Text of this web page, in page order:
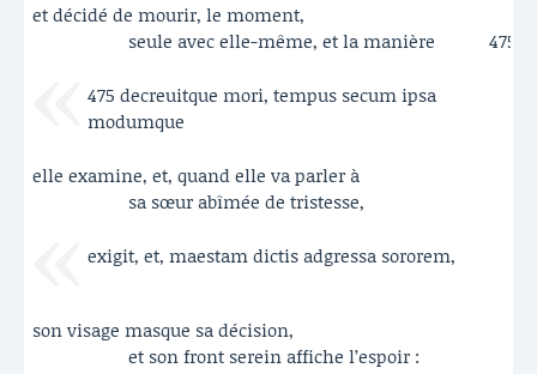
et décidé de mourir, le moment,
seule avec elle-même, et la manière
475
475 decreuitque mori, tempus secum ipsa
modumque
elle examine, et, quand elle va parler à
sa sœur abîmée de tristesse,
exigit, et, maestam dictis adgressa sororem,
son visage masque sa décision,
et son front serein affiche l’espoir :